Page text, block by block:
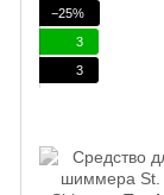
−25%
3
3